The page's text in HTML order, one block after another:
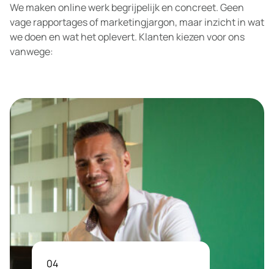
We maken online werk begrijpelijk en concreet. Geen
vage rapportages of marketingjargon, maar inzicht in wat
we doen en wat het oplevert. Klanten kiezen voor ons
vanwege:
04